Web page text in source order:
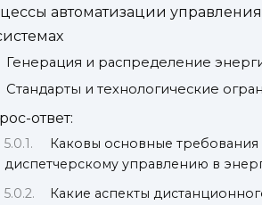
автоматизации
Генерация и распределение
Стандарты и технологические
ответ:
Каковы основные требования
диспетчерскому управлению в
Какие аспекты